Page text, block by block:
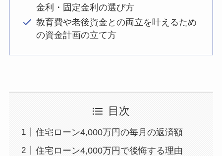
金利・固定金利の選び方
教育費や老後資金との両立を叶えるため
の資金計画の立て方
目次
住宅ローン4,000万円の毎月の返済額
住宅ローン4,000万円で後悔する理由